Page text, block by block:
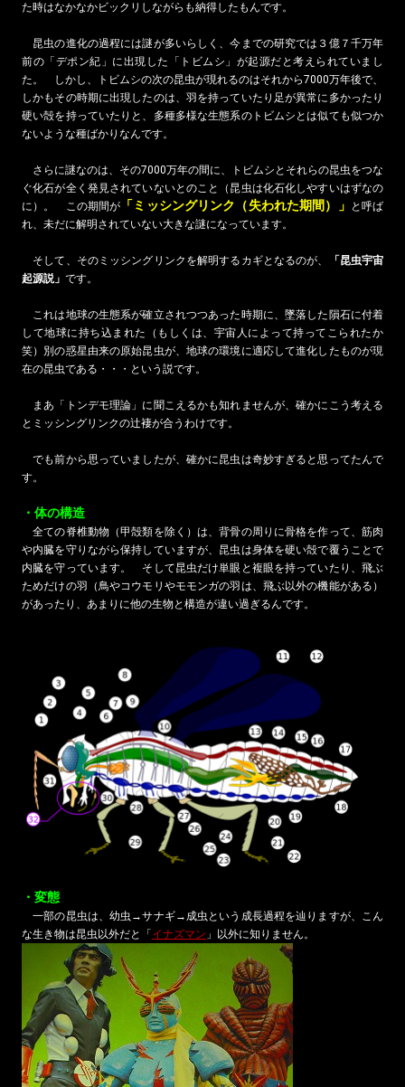
た時はなかなかビックリしながらも納得したもんです。
昆虫の進化の過程には謎が多いらしく、今までの研究では３億７千万年
前の「デポン紀」に出現した「トビムシ」が起源だと考えられていまし
た。 しかし、トビムシの次の昆虫が現れるのはそれから7000万年後で、
しかもその時期に出現したのは、羽を持っていたり足が異常に多かったり
硬い殻を持っていたりと、多種多様な生態系のトビムシとは似ても似つか
ないような種ばかりなんです。
さらに謎なのは、その7000万年の間に、トビムシとそれらの昆虫をつな
ぐ化石が全く発見されていないとのこと（昆虫は化石化しやすいはずなの
に）。 この期間が 「ミッシングリンク（失われた期間）」
と呼ば
れ、未だに解明されていない大きな謎になっています。
そして、そのミッシングリンクを解明するカギとなるのが、
「昆虫宇宙
起源説」 です。
これは地球の生態系が確立されつつあった時期に、墜落した隕石に付着
して地球に持ち込まれた（もしくは、宇宙人によって持ってこられたか
笑）別の惑星由来の原始昆虫が、地球の環境に適応して進化したものが現
在の昆虫である・・・という説です。
まあ「トンデモ理論」に聞こえるかも知れませんが、確かにこう考える
とミッシングリンクの辻褄が合うわけです。
でも前から思っていましたが、確かに昆虫は奇妙すぎると思ってたんで
す。
・体の構造
全ての脊椎動物（甲殻類を除く）は、背骨の周りに骨格を作って、筋肉
や内臓を守りながら保持していますが、昆虫は身体を硬い殻で覆うことで
内臓を守っています。 そして昆虫だけ単眼と複眼を持っていたり、飛ぶ
ためだけの羽（鳥やコウモリやモモンガの羽は、飛ぶ以外の機能がある）
があったり、あまりに他の生物と構造が違い過ぎるんです。
・変態
一部の昆虫は、幼虫→サナギ→成虫という成長過程を辿りますが、こん
な生き物は昆虫以外だと「イナズマン 」以外に知りません。